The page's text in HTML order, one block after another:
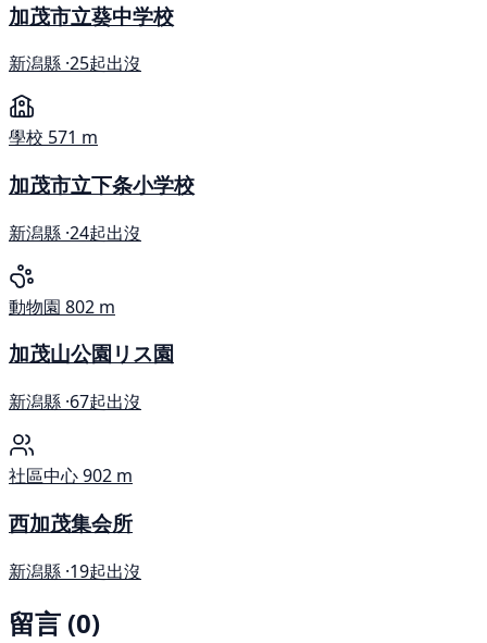
加茂市立葵中学校
新潟縣 ·25起出沒
學校 571 m
加茂市立下条小学校
新潟縣 ·24起出沒
動物園 802 m
加茂山公園リス園
新潟縣 ·67起出沒
社區中心902 m
西加茂集会所
新潟縣 ·19起出沒
留言 (0)